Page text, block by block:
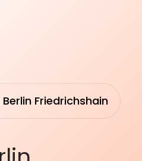
Friedrichshain